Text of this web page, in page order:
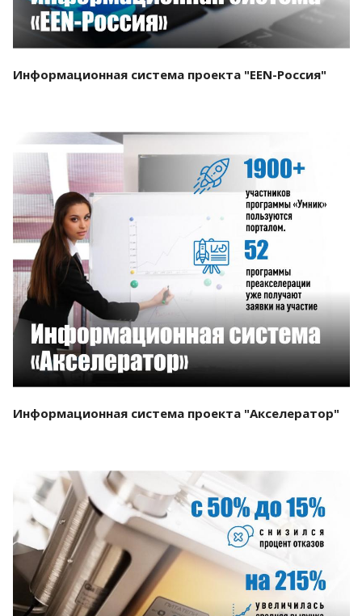
Информационная система проекта "EEN-Россия"
Смотреть проект
Информационная система проекта "Акселератор"
Смотреть проект